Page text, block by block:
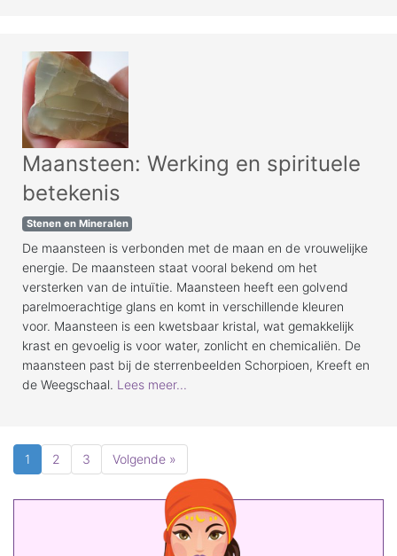
Maansteen: Werking en spirituele
betekenis
Stenen en Mineralen
De maansteen is verbonden met de maan en de vrouwelijke
energie. De maansteen staat vooral bekend om het
versterken van de intuïtie. Maansteen heeft een golvend
parelmoerachtige glans en komt in verschillende kleuren
voor. Maansteen is een kwetsbaar kristal, wat gemakkelijk
krast en gevoelig is voor water, zonlicht en chemicaliën. De
maansteen past bij de sterrenbeelden Schorpioen, Kreeft en
de Weegschaal. Lees meer...
1 2 3 Volgende »